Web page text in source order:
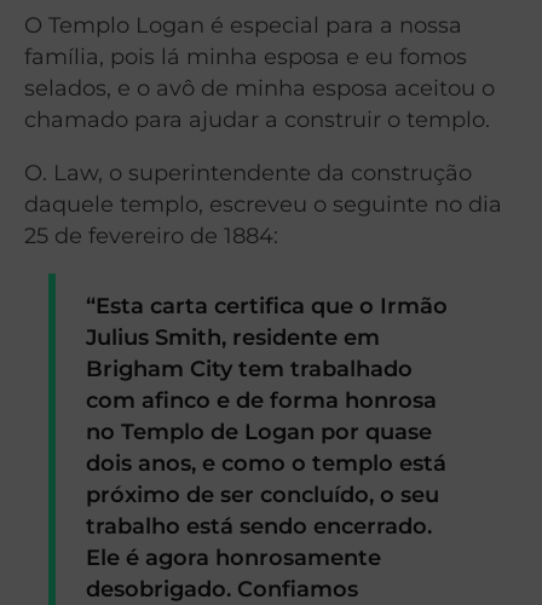
O Templo Logan é especial para a nossa
família, pois lá minha esposa e eu fomos
selados, e o avô de minha esposa aceitou o
chamado para ajudar a construir o templo.
O. Law, o superintendente da construção
daquele templo, escreveu o seguinte no dia
25 de fevereiro de 1884:
“Esta carta certifica que o Irmão
Julius Smith, residente em
Brigham City tem trabalhado
com afinco e de forma honrosa
no Templo de Logan por quase
dois anos, e como o templo está
próximo de ser concluído, o seu
trabalho está sendo encerrado.
Ele é agora honrosamente
desobrigado. Confiamos